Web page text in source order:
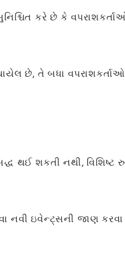
કરે છે કે
છે, તે બધા
થઈ શકતી નથી, વિશિષ્ટ
નવી ઇવેન્ટ્સની જાણ